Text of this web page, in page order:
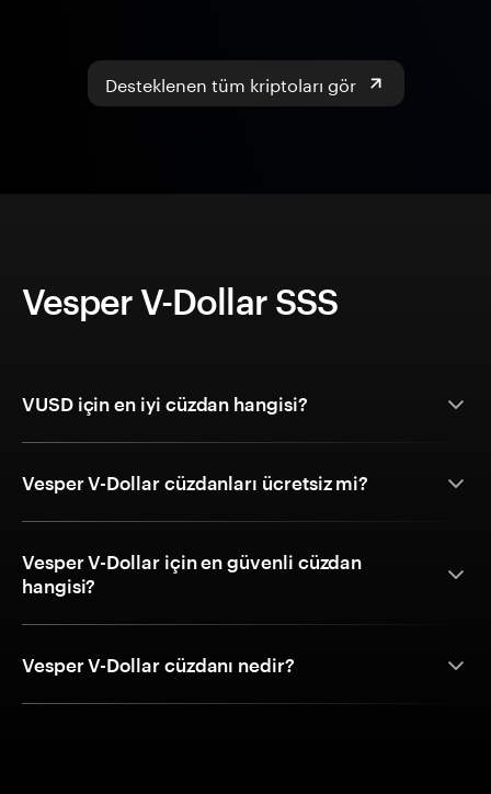
Desteklenen tüm kriptoları gör
Vesper V-Dollar SSS
VUSD için en iyi cüzdan hangisi?
Vesper V-Dollar cüzdanları ücretsiz mi?
Vesper V-Dollar için en güvenli cüzdan
hangisi?
Vesper V-Dollar cüzdanı nedir?